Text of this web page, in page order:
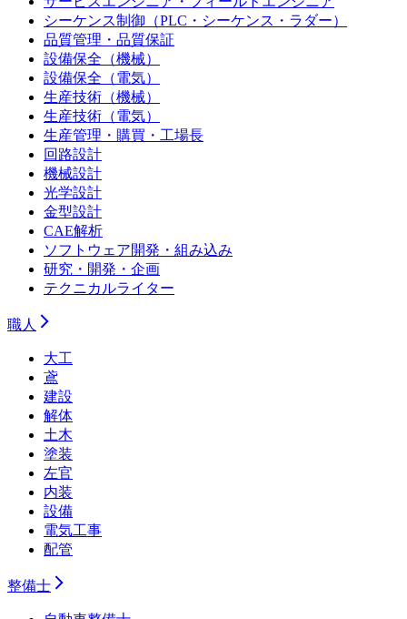
シーケンス制御（PLC・シーケンス・ラダー）
品質管理・品質保証
設備保全（機械）
設備保全（電気）
生産技術（機械）
生産技術（電気）
生産管理・購買・工場長
回路設計
機械設計
光学設計
金型設計
CAE解析
ソフトウェア開発・組み込み
研究・開発・企画
テクニカルライター
職人
大工
鳶
建設
解体
土木
塗装
左官
内装
設備
電気工事
配管
整備士